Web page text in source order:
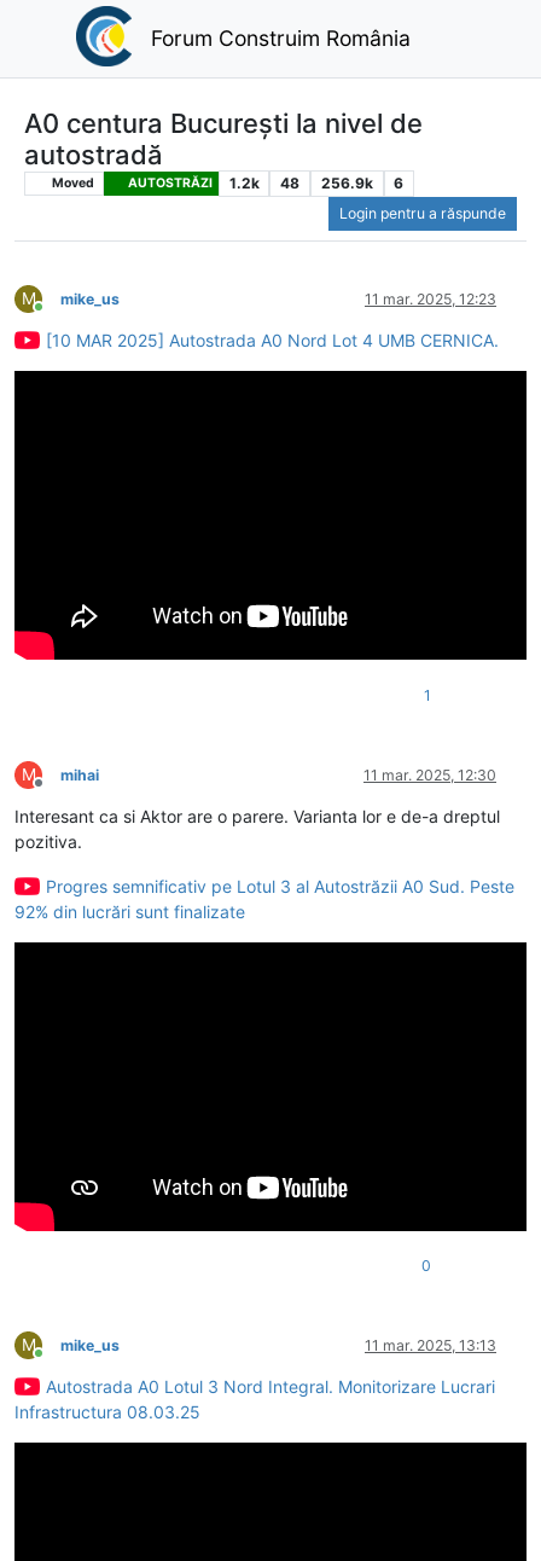
Forum Construim România
A0 centura București la nivel de
autostradă
Moved AUTOSTRĂZI 1.2k 48 256.9k
6
Login pentru a răspunde
M
Conectat
mike_us 11 mar. 2025, 12:23
[10 MAR 2025] Autostrada A0 Nord Lot 4 UMB CERNICA.
1
M
Deconectat
mihai 11 mar. 2025, 12:30
Interesant ca si Aktor are o parere. Varianta lor e de-a dreptul
pozitiva.
Progres semnificativ pe Lotul 3 al Autostrăzii A0 Sud. Peste
92% din lucrări sunt finalizate
0
M
Conectat
mike_us 11 mar. 2025, 13:13
Autostrada A0 Lotul 3 Nord Integral. Monitorizare Lucrari
Infrastructura 08.03.25